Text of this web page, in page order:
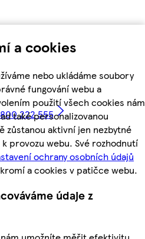
a cookies
nebo ukládáme soubory
fungování webu a
použití všech cookies nám
také personalizovanou
zůstanou aktivní jen nezbytné
provozu webu. Své rozhodnutí
ochrany osobních údajů
a cookies v patičce webu.
údaje z
222 555